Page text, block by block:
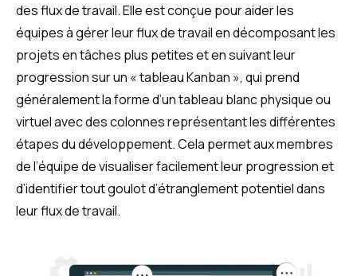
des flux de travail. Elle est conçue pour aider les
équipes à gérer leur flux de travail en décomposant les
projets en tâches plus petites et en suivant leur
progression sur un « tableau Kanban », qui prend
généralement la forme d’un tableau blanc physique ou
virtuel avec des colonnes représentant les différentes
étapes du développement. Cela permet aux membres
de l’équipe de visualiser facilement leur progression et
d’identifier tout goulot d’étranglement potentiel dans
leur flux de travail.